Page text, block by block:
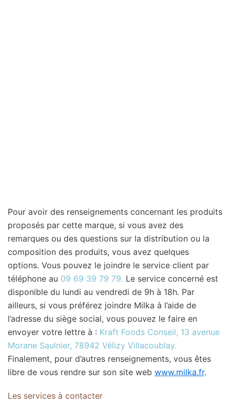
Pour avoir des renseignements concernant les produits
proposés par cette marque, si vous avez des
remarques ou des questions sur la distribution ou la
composition des produits, vous avez quelques
options. Vous pouvez le joindre le service client par
téléphone au 09 69 39 79 79. Le service concerné est
disponible du lundi au vendredi de 9h à 18h. Par
ailleurs, si vous préférez joindre Milka à l’aide de
l’adresse du siège social, vous pouvez le faire en
envoyer votre lettre à : Kraft Foods Conseil, 13 avenue
Morane Saulnier, 78942 Vélizy Villacoublay.
Finalement, pour d’autres renseignements, vous êtes
libre de vous rendre sur son site web www.milka.fr.
Les services à contacter